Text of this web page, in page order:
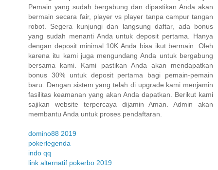
Pemain yang sudah bergabung dan dipastikan Anda akan
bermain secara fair, player vs player tanpa campur tangan
robot. Segera kunjungi dan langsung daftar, ada bonus
yang sudah menanti Anda untuk deposit pertama. Hanya
dengan deposit minimal 10K Anda bisa ikut bermain. Oleh
karena itu kami juga mengundang Anda untuk bergabung
bersama kami. Kami pastikan Anda akan mendapatkan
bonus 30% untuk deposit pertama bagi pemain-pemain
baru. Dengan sistem yang telah di upgrade kami menjamin
fasilitas keamanan yang akan Anda dapatkan. Berikut kami
sajikan website terpercaya dijamin Aman. Admin akan
membantu Anda untuk proses pendaftaran.
domino88 2019
pokerlegenda
indo qq
link alternatif pokerbo 2019